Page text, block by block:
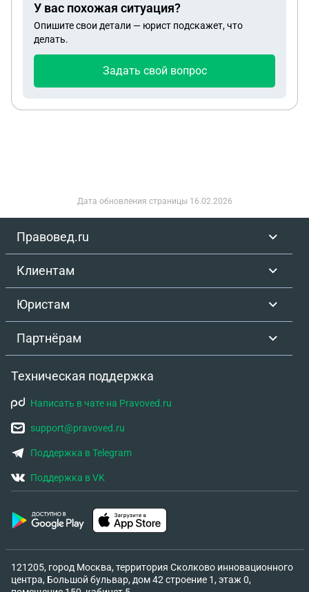
У вас похожая ситуация?
Опишите свои детали — юрист подскажет, что
делать.
Задать свой вопрос
Дата обновления страницы 16.02.2026
Правовед.ru
Клиентам
Юристам
Партнёрам
Техническая поддержка
Написать в чате на Pravoved.ru
support@pravoved.ru
Поддержка в Telegram
Поддержка в VK
121205, город Москва, территория Сколково инновационного
центра, Большой бульвар, дом 42 строение 1, этаж 0,